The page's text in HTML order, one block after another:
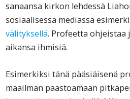
sanaansa kirkon lehdessä
sosiaalisessa mediassa
välityksellä. Profeetta ohjeistaa
aikansa ihmisiä.
Esimerkiksi tänä pääsiäisenä
maailman paastoamaan